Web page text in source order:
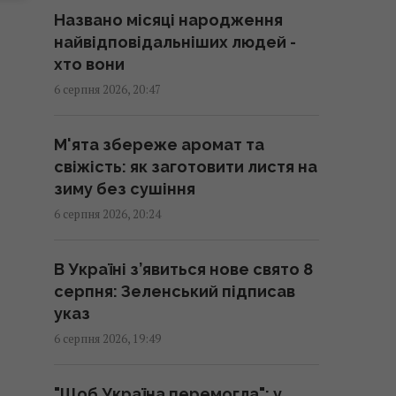
Дістатися "нуля" стає майже
неможливим завданням, -
Business Insider
Після скандалу у Федерації
футболу Інфантіно зберіг
посаду, хоча Європа йому не
Нікітюк з однорічним сином
вирушила на відпочинок у гори
Названо місяці народження
найвідповідальніших людей -
хто вони
6 серпня 2026, 20:47
М'ята збереже аромат та
свіжість: як заготовити листя на
зиму без сушіння
6 серпня 2026, 20:24
В Україні з’явиться нове свято 8
серпня: Зеленський підписав
указ
6 серпня 2026, 19:49